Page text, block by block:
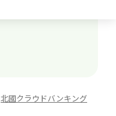
北國クラウドバンキング